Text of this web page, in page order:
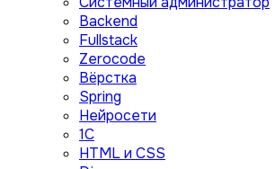
Backend
Fullstack
Zerocode
Вёрстка
Spring
Нейросети
1C
HTML и CSS